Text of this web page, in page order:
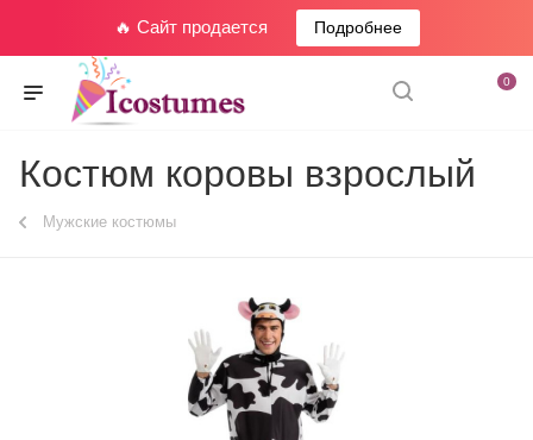
🔥 Сайт продается Подробнее
0
Костюм коровы взрослый
Мужские костюмы